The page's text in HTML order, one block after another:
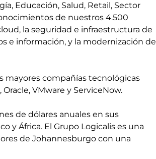
Educación, Salud, Retail, Sector
de nuestros 4.500
la seguridad e infraestructura de
e información, y la modernización de
mayores compañías tecnológicas
VMware y ServiceNow.
de dólares anuales en sus
y África. El Grupo Logicalis es una
de Johannesburgo con una